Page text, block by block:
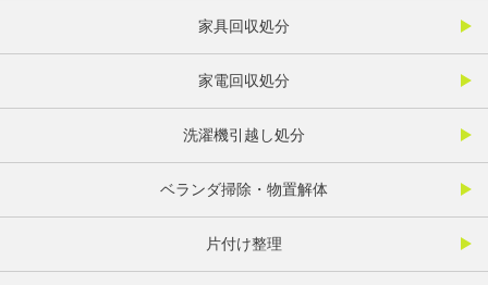
家具回収処分
家電回収処分
洗濯機引越し処分
ベランダ掃除・物置解体
片付け整理